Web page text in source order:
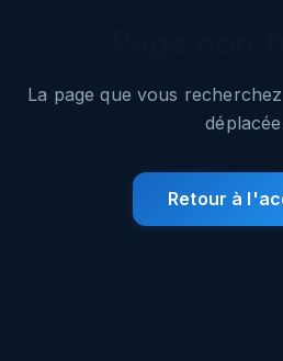
La page que vous
Retour à